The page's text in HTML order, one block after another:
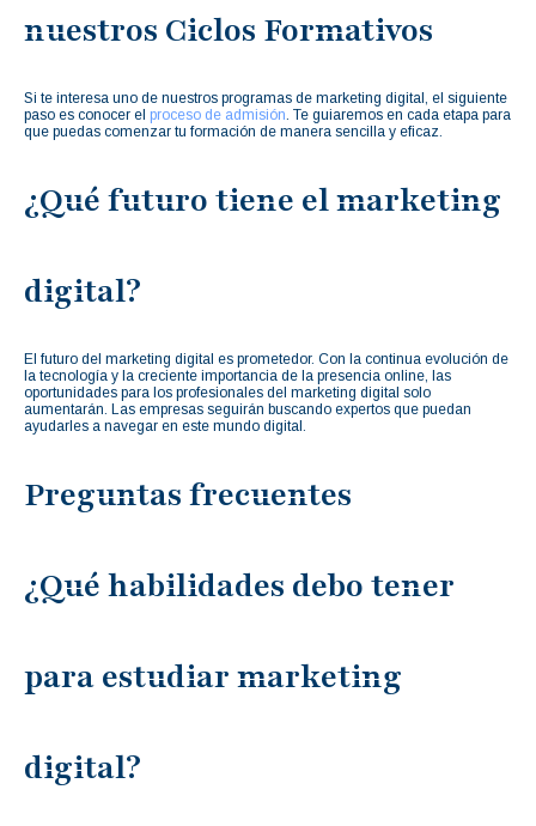
nuestros Ciclos Formativos
Si te interesa uno de nuestros programas de marketing digital, el siguiente
paso es conocer el proceso de admisión. Te guiaremos en cada etapa para
que puedas comenzar tu formación de manera sencilla y eficaz.
¿Qué futuro tiene el marketing
digital?
El futuro del marketing digital es prometedor. Con la continua evolución de
la tecnología y la creciente importancia de la presencia online, las
oportunidades para los profesionales del marketing digital solo
aumentarán. Las empresas seguirán buscando expertos que puedan
ayudarles a navegar en este mundo digital.
Preguntas frecuentes
¿Qué habilidades debo tener
para estudiar marketing
digital?